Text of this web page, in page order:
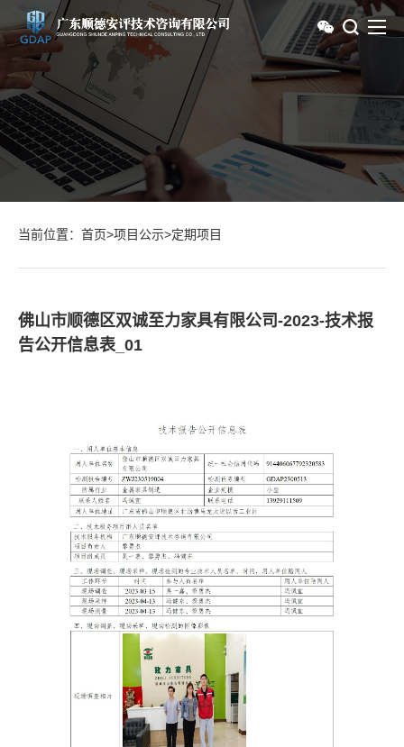
当前位置： 首页>项目公示>定期项目
佛山市顺德区双诚至力家具有限公司-2023-技术报
告公开信息表_01